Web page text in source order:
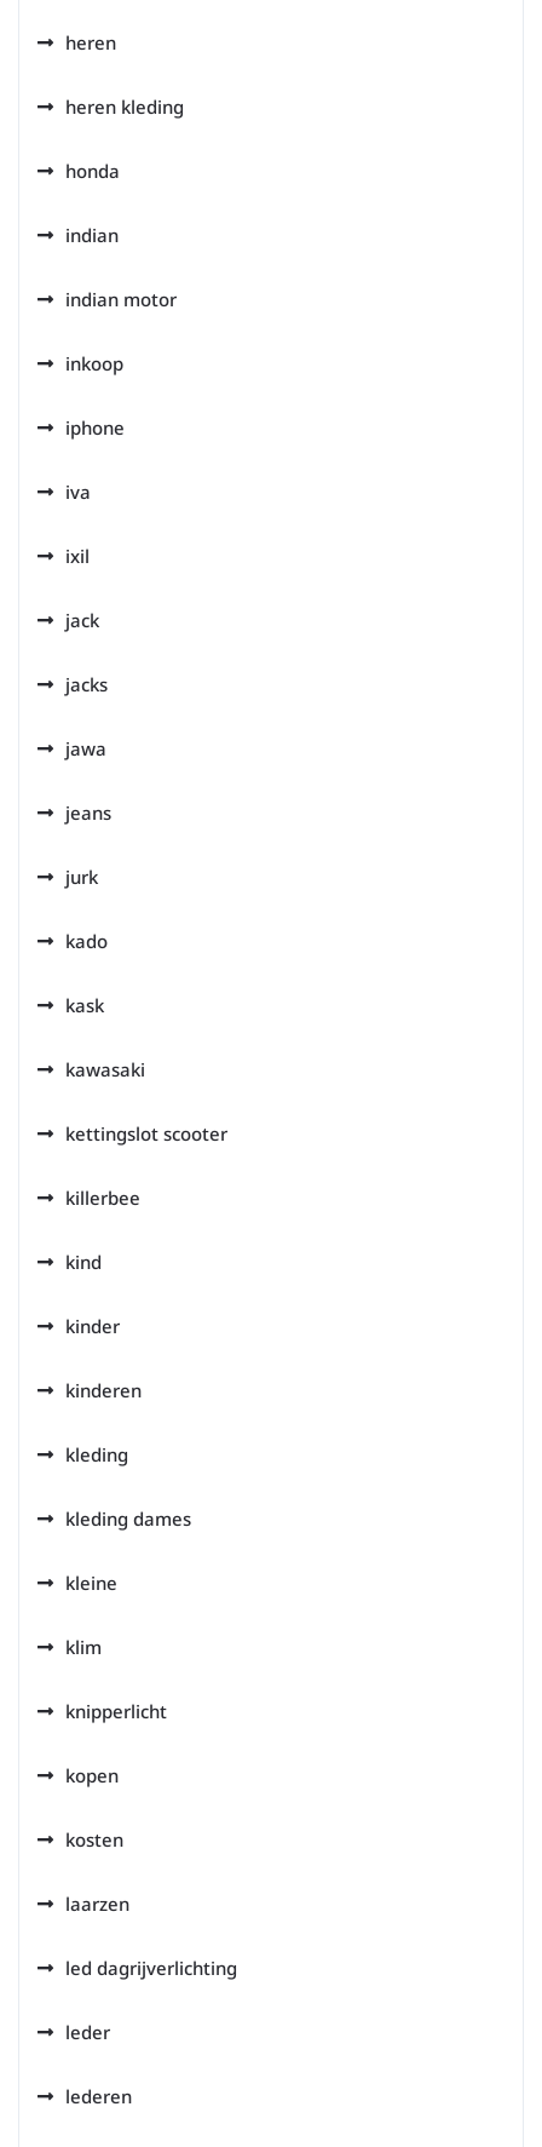
heren
heren kleding
honda
indian
indian motor
inkoop
iphone
iva
ixil
jack
jacks
jawa
jeans
jurk
kado
kask
kawasaki
kettingslot scooter
killerbee
kind
kinder
kinderen
kleding
kleding dames
kleine
klim
knipperlicht
kopen
kosten
laarzen
led dagrijverlichting
leder
lederen